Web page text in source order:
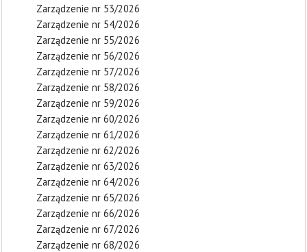
Zarządzenie nr 53/2026
Zarządzenie nr 54/2026
Zarządzenie nr 55/2026
Zarządzenie nr 56/2026
Zarządzenie nr 57/2026
Zarządzenie nr 58/2026
Zarządzenie nr 59/2026
Zarządzenie nr 60/2026
Zarządzenie nr 61/2026
Zarządzenie nr 62/2026
Zarządzenie nr 63/2026
Zarządzenie nr 64/2026
Zarządzenie nr 65/2026
Zarządzenie nr 66/2026
Zarządzenie nr 67/2026
Zarządzenie nr 68/2026